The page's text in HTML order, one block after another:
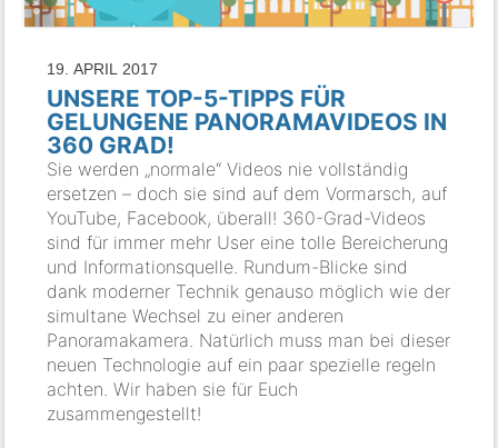
19. APRIL 2017
UNSERE TOP-5-TIPPS FÜR
GELUNGENE PANORAMAVIDEOS IN
360 GRAD!
Sie werden „normale“ Videos nie vollständig
ersetzen – doch sie sind auf dem Vormarsch, auf
YouTube, Facebook, überall! 360-Grad-Videos
sind für immer mehr User eine tolle Bereicherung
und Informationsquelle. Rundum-Blicke sind
dank moderner Technik genauso möglich wie der
simultane Wechsel zu einer anderen
Panoramakamera. Natürlich muss man bei dieser
neuen Technologie auf ein paar spezielle regeln
achten. Wir haben sie für Euch
zusammengestellt!